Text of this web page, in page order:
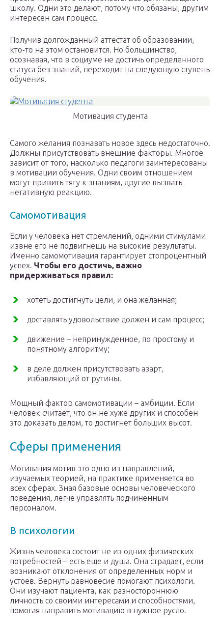
школу. Одни это делают, потому что обязаны, другим
интересен сам процесс.
Получив долгожданный аттестат об образовании,
кто-то на этом остановится. Но большинство,
осознавая, что в социуме не достичь определенного
статуса без знаний, переходит на следующую ступень
обучения.
Мотивация студента
Самого желания познавать новое здесь недостаточно.
Должны присутствовать внешние факторы. Многое
зависит от того, насколько педагоги заинтересованы
в мотивации обучения. Одни своим отношением
могут привить тягу к знаниям, другие вызвать
негативную реакцию.
Самомотивация
Если у человека нет стремлений, одними стимулами
извне его не подвигнешь на высокие результаты.
Именно самомотивация гарантирует стопроцентный
успех. Чтобы его достичь, важно
придерживаться правил:
хотеть достигнуть цели, и она желанная;
доставлять удовольствие должен и сам процесс;
движение – непринужденное, по простому и
понятному алгоритму;
в деле должен присутствовать азарт,
избавляющий от рутины.
Мощный фактор самомотивации – амбиции. Если
человек считает, что он не хуже других и способен
это доказать делом, то достигнет больших высот.
Сферы применения
Мотивация мотив это одно из направлений,
изучаемых теорией, на практике применяется во
всех сферах. Зная базовые основы человеческого
поведения, легче управлять подчиненным
персоналом.
В психологии
Жизнь человека состоит не из одних физических
потребностей – есть еще и душа. Она страдает, если
возникают отклонения от определенных норм и
устоев. Вернуть равновесие помогают психологи.
Они изучают пациента, как разностороннюю
личность со своими интересами и способностями,
помогая направить мотивацию в нужное русло.